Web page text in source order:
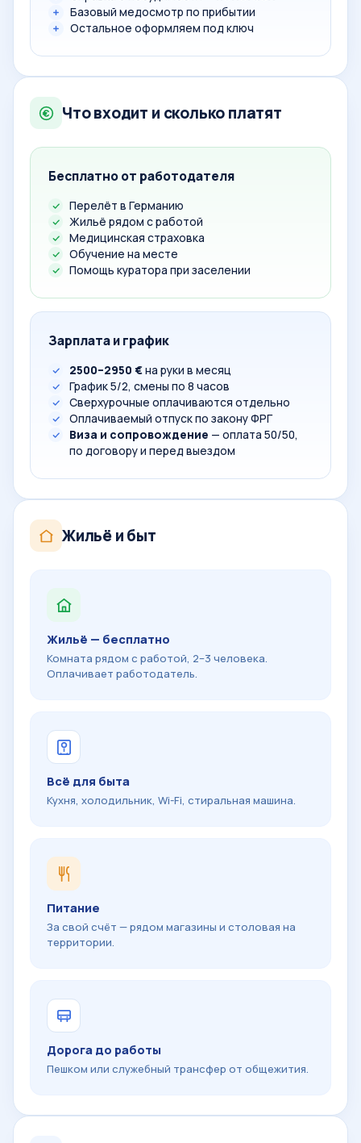
Базовый медосмотр по прибытии
Остальное оформляем под ключ
Что входит и сколько платят
Бесплатно от работодателя
Перелёт в Германию
Жильё рядом с работой
Медицинская страховка
Обучение на месте
Помощь куратора при заселении
Зарплата и график
2500–2950 €на руки в месяц
График 5/2, смены по 8 часов
Сверхурочные оплачиваются отдельно
Оплачиваемый отпуск по закону ФРГ
Виза и сопровождение — оплата 50/50,
по договору и перед выездом
Жильё и быт
Жильё — бесплатно
Комната рядом с работой, 2–3 человека.
Оплачивает работодатель.
Всё для быта
Кухня, холодильник, Wi-Fi, стиральная машина.
Питание
За свой счёт — рядом магазины и столовая на
территории.
Дорога до работы
Пешком или служебный трансфер от общежития.